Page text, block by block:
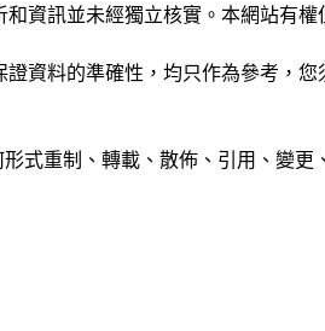
資訊並未經獨立核實。本網站有
資料的準確性，均只作為參考，
式重制、轉載、散佈、引用、變